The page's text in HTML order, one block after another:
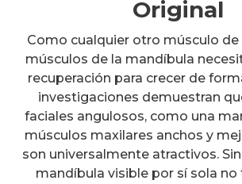
Original
Como cualquier otro músculo de
músculos de la mandíbula
recuperación para crecer de
investigaciones demuestran
faciales angulosos, como una
músculos maxilares anchos y
son universalmente atractivos.
mandíbula visible por sí sola no